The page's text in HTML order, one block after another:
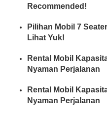
Recommended!
Pilihan Mobil 7
Lihat Yuk!
Rental Mobil
Nyaman Perjalanan
Rental Mobil
Nyaman Perjalanan